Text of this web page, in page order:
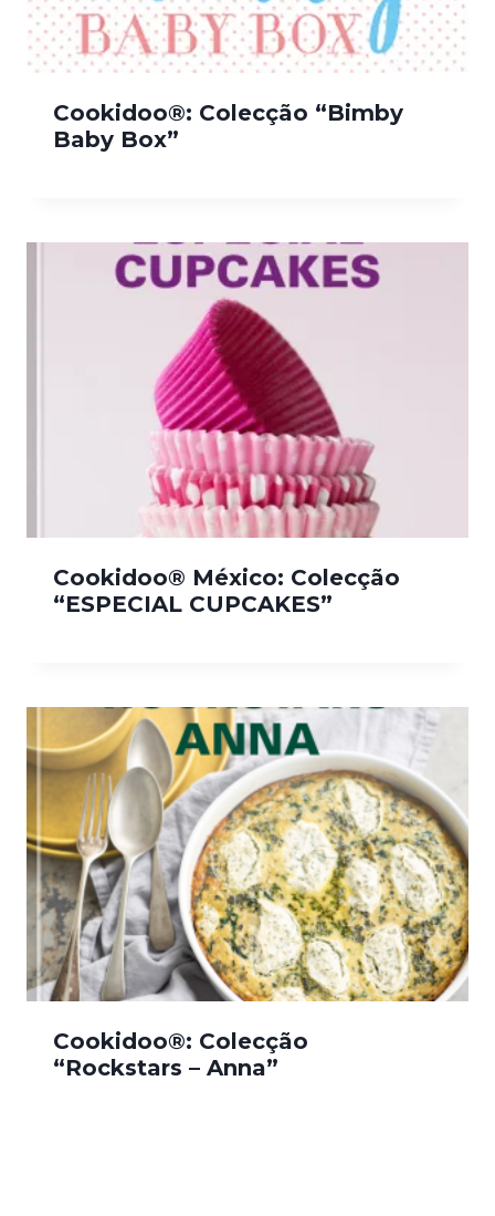
Cookidoo®: Colecção “Bimby
Baby Box”
Cookidoo® México: Colecção
“ESPECIAL CUPCAKES”
Cookidoo®: Colecção
“Rockstars – Anna”